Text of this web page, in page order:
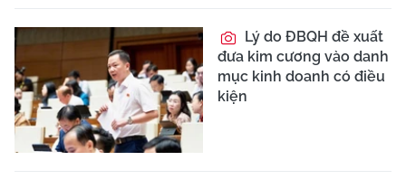
Lý do ĐBQH đề xuất
đưa kim cương vào danh
mục kinh doanh có điều
kiện